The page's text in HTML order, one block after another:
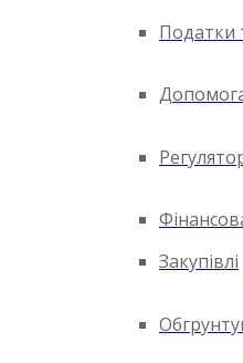
Податки
Закупівлі